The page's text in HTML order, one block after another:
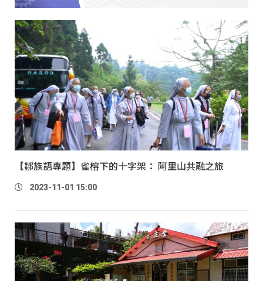
【鄒族語專題】雀榕下的十字架： 阿里山共融之旅
2023-11-01 15:00